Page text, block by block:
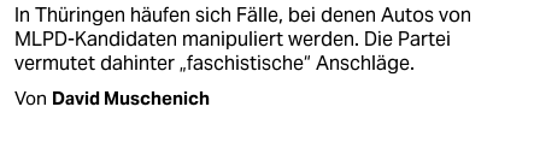
In Thüringen häufen sich Fälle, bei denen Autos von
MLPD-Kandidaten manipuliert werden. Die Partei
vermutet dahinter „faschistische“ Anschläge.
Von David Muschenich